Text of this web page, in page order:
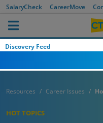
SalaryCheck CareerMove
Discovery Feed
Resources Career Issues
HOT TOPICS